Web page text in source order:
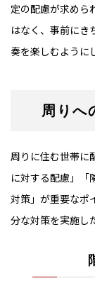
定の配慮が求めら
はなく、事前にき
奏を楽しむように
周りへ
周りに住む世帯に
に対する配慮」「
対策」が重要なポ
分な対策を実施し